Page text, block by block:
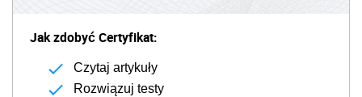
Jak zdobyć Certyfikat:
Czytaj artykuły
Rozwiązuj testy